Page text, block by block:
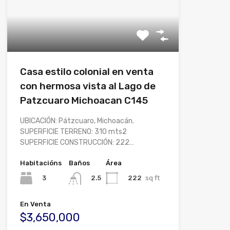
Casa estilo colonial en venta
con hermosa vista al Lago de
Patzcuaro Michoacan C145
UBICACIÓN: Pátzcuaro, Michoacán.
SUPERFICIE TERRENO: 310 mts2
SUPERFICIE CONSTRUCCIÓN: 222…
Habitacións
3
Baños
2.5
Área
222 sq ft
En Venta
$3,650,000